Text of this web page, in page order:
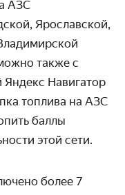
АЗС
Ярославской,
также с
Навигатор
топлива на АЗС
баллы
этой сети.
более 7